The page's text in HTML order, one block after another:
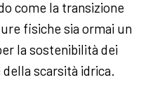
come la transizione
fisiche sia ormai un
la sostenibilità dei
scarsità idrica.